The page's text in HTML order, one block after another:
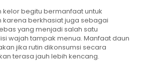
kelor begitu bermanfaat untuk
berkhasiat juga sebagai
yang menjadi salah satu
wajah tampak menua. Manfaat daun
jika rutin dikonsumsi secara
terasa jauh lebih kencang.